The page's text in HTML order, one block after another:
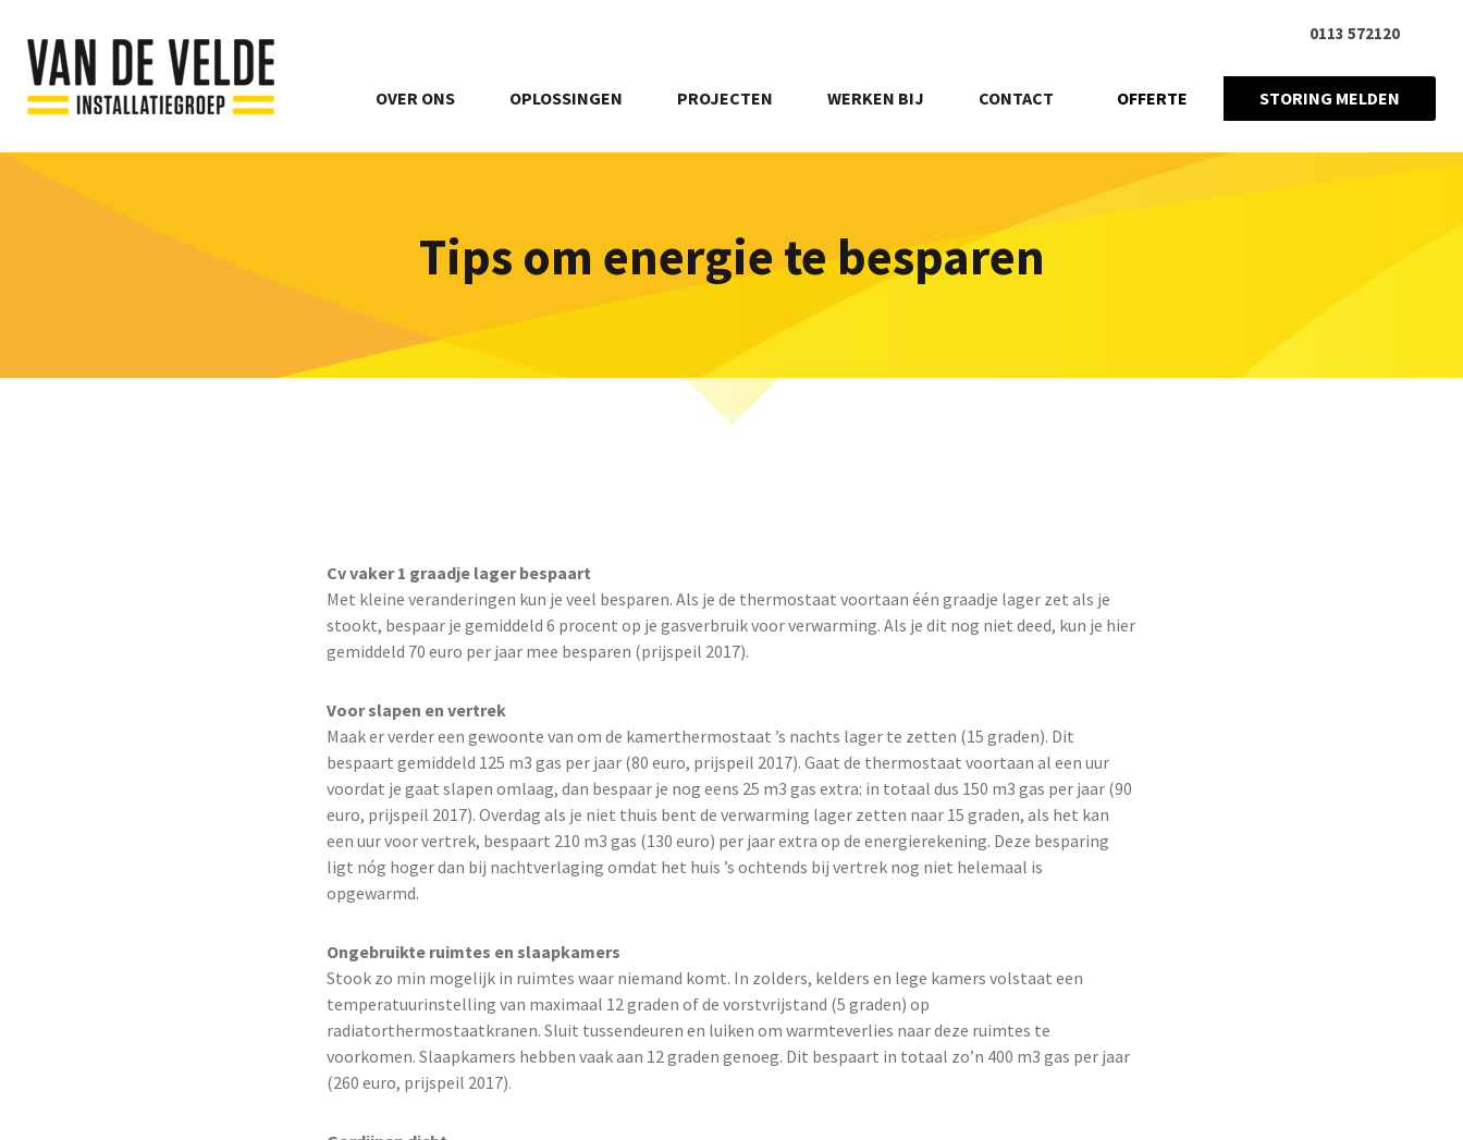
0113 572120
OVER ONS OPLOSSINGEN PROJECTEN WERKEN BIJ CONTACT OFFERTE STORING MELDEN
Tips om energie te besparen
Cv vaker 1 graadje lager bespaart
Met kleine veranderingen kun je veel besparen. Als je de thermostaat voortaan één graadje lager zet als je
stookt, bespaar je gemiddeld 6 procent op je gasverbruik voor verwarming. Als je dit nog niet deed, kun je hier
gemiddeld 70 euro per jaar mee besparen (prijspeil 2017).
Voor slapen en vertrek
Maak er verder een gewoonte van om de kamerthermostaat ’s nachts lager te zetten (15 graden). Dit
bespaart gemiddeld 125 m3 gas per jaar (80 euro, prijspeil 2017). Gaat de thermostaat voortaan al een uur
voordat je gaat slapen omlaag, dan bespaar je nog eens 25 m3 gas extra: in totaal dus 150 m3 gas per jaar (90
euro, prijspeil 2017). Overdag als je niet thuis bent de verwarming lager zetten naar 15 graden, als het kan
een uur voor vertrek, bespaart 210 m3 gas (130 euro) per jaar extra op de energierekening. Deze besparing
ligt nóg hoger dan bij nachtverlaging omdat het huis ’s ochtends bij vertrek nog niet helemaal is
opgewarmd.
Ongebruikte ruimtes en slaapkamers
Stook zo min mogelijk in ruimtes waar niemand komt. In zolders, kelders en lege kamers volstaat een
temperatuurinstelling van maximaal 12 graden of de vorstvrijstand (5 graden) op
radiatorthermostaatkranen. Sluit tussendeuren en luiken om warmteverlies naar deze ruimtes te
voorkomen. Slaapkamers hebben vaak aan 12 graden genoeg. Dit bespaart in totaal zo’n 400 m3 gas per jaar
(260 euro, prijspeil 2017).